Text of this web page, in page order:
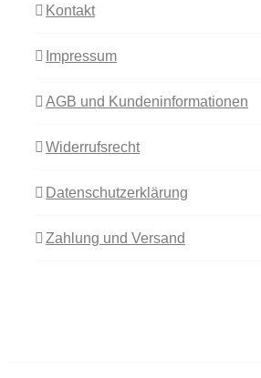
Kontakt
Impressum
AGB und Kundeninformationen
Widerrufsrecht
Datenschutzerklärung
Zahlung und Versand